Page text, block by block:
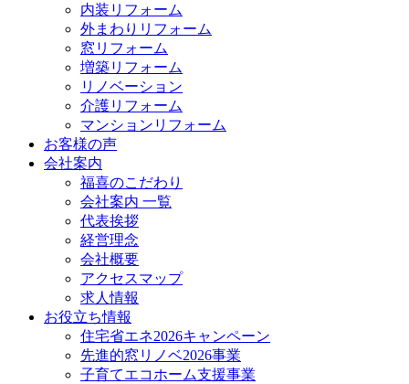
内装リフォーム
外まわりリフォーム
窓リフォーム
増築リフォーム
リノベーション
介護リフォーム
マンションリフォーム
お客様の声
会社案内
福喜のこだわり
会社案内 一覧
代表挨拶
経営理念
会社概要
アクセスマップ
求人情報
お役立ち情報
住宅省エネ2026キャンペーン
先進的窓リノベ2026事業
子育てエコホーム支援事業